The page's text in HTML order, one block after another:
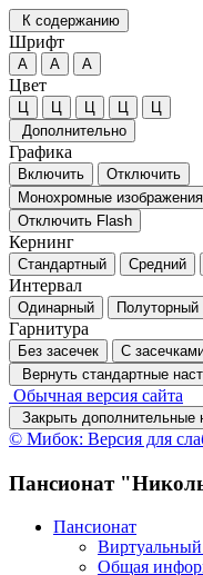
К содержанию
Шрифт
А А А
Цвет
Ц Ц Ц Ц
Ц
Дополнительно
Графика
Включить
Отключить
Монохромные изображения
Отключить Flash
Кернинг
Стандартный Средний
Интервал
Одинарный Полуторный
Гарнитура
Без засечек
С
Вернуть стандартные
Обычная версия сайта
Закрыть дополнительные
© Мибок: Версия для
Пансионат
Пансионат
Общая